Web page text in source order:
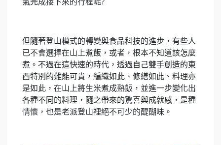
氣完成接下來的行程呢?
但隨著登山模式的轉變與食品科技的進步，有些人
已不會選擇在山上煮飯，或者，根本不知道該怎麼
煮。不過在這快速的時代，透過自己雙手創造的東
西特別的難能可貴，編織如此、修繕如此、料理亦
是如此，在山上將生米煮成熟飯，並進一步變化出
各種不同的料理，隨之帶來的驚喜與成就感，是種
情懷，也是老派登山裡絕不可少的醍醐味。